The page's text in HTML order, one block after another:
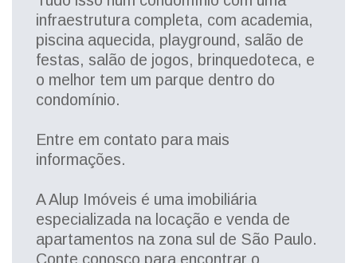
infraestrutura completa, com academia,
piscina aquecida, playground, salão de
festas, salão de jogos, brinquedoteca, e
o melhor tem um parque dentro do
condomínio.
Entre em contato para mais
informações.
A Alup Imóveis é uma imobiliária
especializada na locação e venda de
apartamentos na zona sul de São Paulo.
Conte conosco para encontrar o